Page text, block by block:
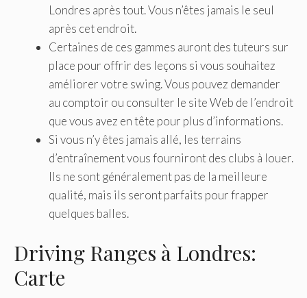
Londres après tout. Vous n’êtes jamais le seul
après cet endroit.
Certaines de ces gammes auront des tuteurs sur
place pour offrir des leçons si vous souhaitez
améliorer votre swing. Vous pouvez demander
au comptoir ou consulter le site Web de l’endroit
que vous avez en tête pour plus d’informations.
Si vous n’y êtes jamais allé, les terrains
d’entraînement vous fourniront des clubs à louer.
Ils ne sont généralement pas de la meilleure
qualité, mais ils seront parfaits pour frapper
quelques balles.
Driving Ranges à Londres:
Carte